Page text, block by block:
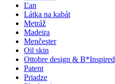
Ľan
Látka na kabát
Metráž
Madeira
Menčester
Oil skin
Ottobre design & B*Inspired
Patent
Priadze